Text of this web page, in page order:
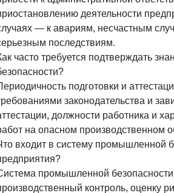
деятельности
— к авариям, несчастным
последствиям.
часто требуется подтверждать
подготовки и
законодательства и
должности работника и
на опасном производственном
входит в систему промышленной
промышленной безопасности
контроль, оценку